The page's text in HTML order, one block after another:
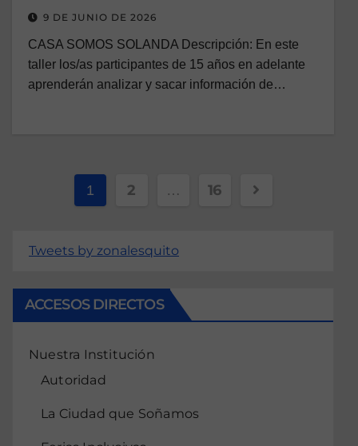
9 DE JUNIO DE 2026
CASA SOMOS SOLANDA Descripción: En este
taller los/as participantes de 15 años en adelante
aprenderán analizar y sacar información de…
1 2 … 16
Tweets by zonalesquito
ACCESOS DIRECTOS
Nuestra Institución
Autoridad
La Ciudad que Soñamos